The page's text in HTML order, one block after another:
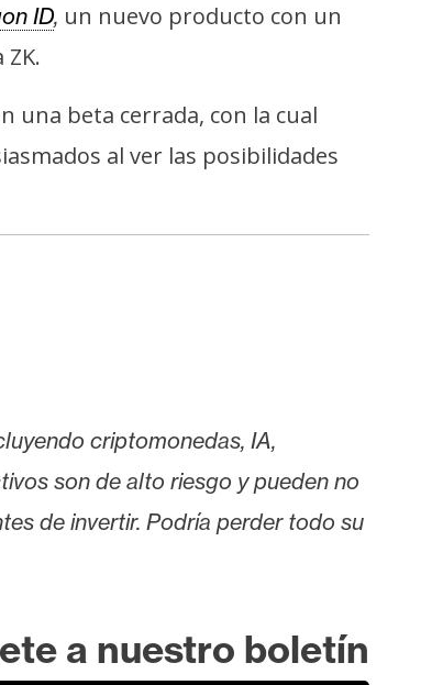
ID, un nuevo producto con un
una beta cerrada, con la cual
al ver las posibilidades
criptomonedas, IA,
son de alto riesgo y pueden no
de invertir. Podría perder todo su
a nuestro boletín